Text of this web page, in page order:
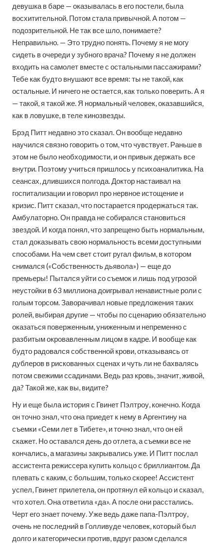
девушка в баре — оказывалась в его постели, была
восхитительной. Потом стала привычной. А потом —
подозрительной. Не так все шло, понимаете?
Неправильно. — Это трудно понять. Почему я не могу
сидеть в очереди у зубного врача? Почему я не должен
входить на самолет вместе с остальными пассажирами?
Тебе как будто внушают все время: ты не такой, как
остальные. И ничего не остается, как только поверить. А я
— такой, я такой же. Я нормальный человек, оказавшийся,
как в ловушке, в теле кинозвезды.
Брэд Питт недавно это сказал. Он вообще недавно
научился связно говорить о том, что чувствует. Раньше в
этом не было необходимости, и он привык держать все
внутри. Поэтому учиться пришлось у психоаналитика. На
сеансах, длившихся полгода. Доктор настаивал на
госпитализации и говорил про нервное истощение и
кризис. Питт сказал, что постарается продержаться так.
Амбулаторно. Он правда не собирался становиться
звездой. И когда понял, что запрещено быть нормальным,
стал доказывать свою нормальность всеми доступными
способами. На чем свет стоит ругал фильм, в котором
снимался («Собственность дьявола») — еще до
премьеры! Пытался уйти со съемок и лишь под угрозой
неустойки в 63 миллиона доигрывал ненавистные роли с
голым торсом. Заворачивал новые предложения таких
ролей, выбирая другие — чтобы по сценарию обязательно
оказаться поверженным, униженным и непременно с
разбитым окровавленным лицом в кадре. И вообще как
будто радовался собственной крови, отказываясь от
дублеров в рискованных сценах и чуть ли не бахвалясь
потом свежими ссадинами. Ведь раз кровь, значит, живой,
да? Такой же, как вы, видите?
Ну и еще была история с Гвинет Пэлтроу, конечно. Когда
он точно знал, что она приедет к нему в Аргентину на
съемки «Семи лет в Тибете», и точно знал, что он ей
скажет. Но оставался день до отлета, а съемки все не
кончались, а магазины закрывались уже. И Питт послал
ассистента режиссера купить кольцо с бриллиантом. Да
плевать с каким, с большим, только скорее! Ассистент
успел, Гвинет прилетела, он протянул ей кольцо и сказал,
что хотел. Она ответила «да». А после они расстались.
Черт его знает почему. Уже ведь даже папа-Пэлтроу,
очень не последний в Голливуде человек, который был
долго и категорически против, вдруг разом сделался